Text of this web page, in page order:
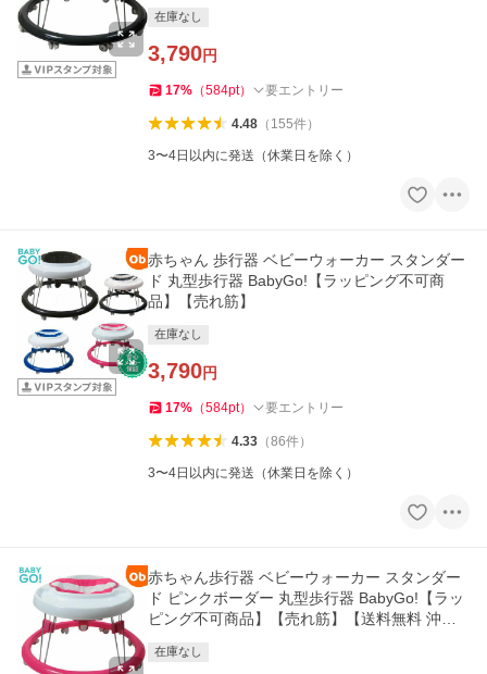
在庫なし
3,790円
17% （584pt） 要エントリー
4.48（ 155件）
3〜4日以内に発送（休業日を除く）
赤ちゃん 歩行器 ベビーウォーカー スタンダー
ド 丸型歩行器 BabyGo!【ラッピング不可商
品】【売れ筋】
在庫なし
3,790円
17% （584pt） 要エントリー
4.33（86件）
3〜4日以内に発送（休業日を除く）
赤ちゃん歩行器 ベビーウォーカー スタンダー
ド ピンクボーダー 丸型歩行器 BabyGo!【ラッ
ピング不可商品】【売れ筋】【送料無料 沖
在庫なし